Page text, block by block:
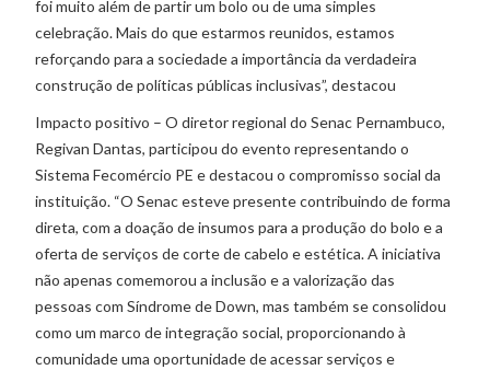
foi muito além de partir um bolo ou de uma simples
celebração. Mais do que estarmos reunidos, estamos
reforçando para a sociedade a importância da verdadeira
construção de políticas públicas inclusivas”, destacou
Impacto positivo – O diretor regional do Senac Pernambuco,
Regivan Dantas, participou do evento representando o
Sistema Fecomércio PE e destacou o compromisso social da
instituição. “O Senac esteve presente contribuindo de forma
direta, com a doação de insumos para a produção do bolo e a
oferta de serviços de corte de cabelo e estética. A iniciativa
não apenas comemorou a inclusão e a valorização das
pessoas com Síndrome de Down, mas também se consolidou
como um marco de integração social, proporcionando à
comunidade uma oportunidade de acessar serviços e